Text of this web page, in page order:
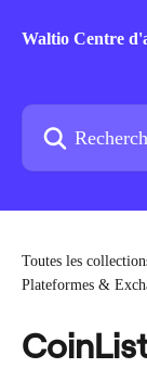
Waltio Centre
Rechercher un
Toutes les
Plateformes &